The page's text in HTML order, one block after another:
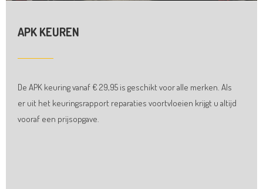
APK KEUREN
De APK keuring vanaf € 29,95 is geschikt voor alle merken. Als
er uit het keuringsrapport reparaties voortvloeien krijgt u altijd
vooraf een prijsopgave.